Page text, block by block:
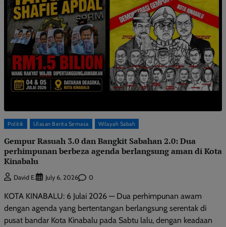
Politik Ulasan Berita Semasa Wilayah Sabah
Gempur Rasuah 3.0 dan Bangkit Sabahan 2.0: Dua
perhimpunan berbeza agenda berlangsung aman di Kota
Kinabalu
David E. July 6, 2026 0
KOTA KINABALU: 6 Julai 2026 — Dua perhimpunan awam
dengan agenda yang bertentangan berlangsung serentak di
pusat bandar Kota Kinabalu pada Sabtu lalu, dengan keadaan